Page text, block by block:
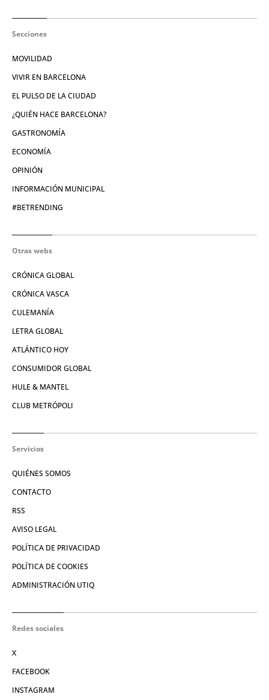
Secciones
MOVILIDAD
VIVIR EN BARCELONA
EL PULSO DE LA CIUDAD
¿QUIÉN HACE BARCELONA?
GASTRONOMÍA
ECONOMÍA
OPINIÓN
INFORMACIÓN MUNICIPAL
#BETRENDING
Otras webs
CRÓNICA GLOBAL
CRÓNICA VASCA
CULEMANÍA
LETRA GLOBAL
ATLÁNTICO HOY
CONSUMIDOR GLOBAL
HULE & MANTEL
CLUB METRÓPOLI
Servicios
QUIÉNES SOMOS
CONTACTO
RSS
AVISO LEGAL
POLÍTICA DE PRIVACIDAD
POLÍTICA DE COOKIES
ADMINISTRACIÓN UTIQ
Redes sociales
X
FACEBOOK
INSTAGRAM